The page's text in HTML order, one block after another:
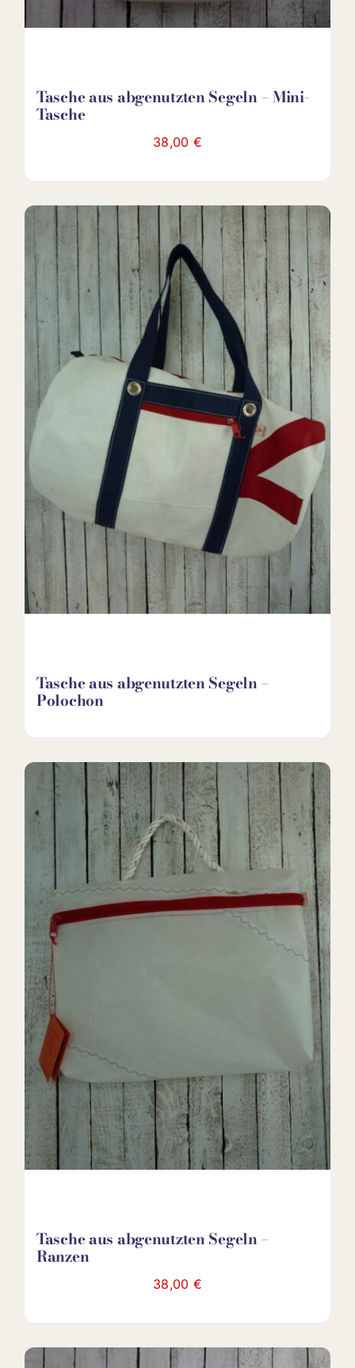
Tasche aus abgenutzten Segeln – Mini-
Tasche
38,00 €
Tasche aus abgenutzten Segeln –
Polochon
Tasche aus abgenutzten Segeln –
Ranzen
38,00 €